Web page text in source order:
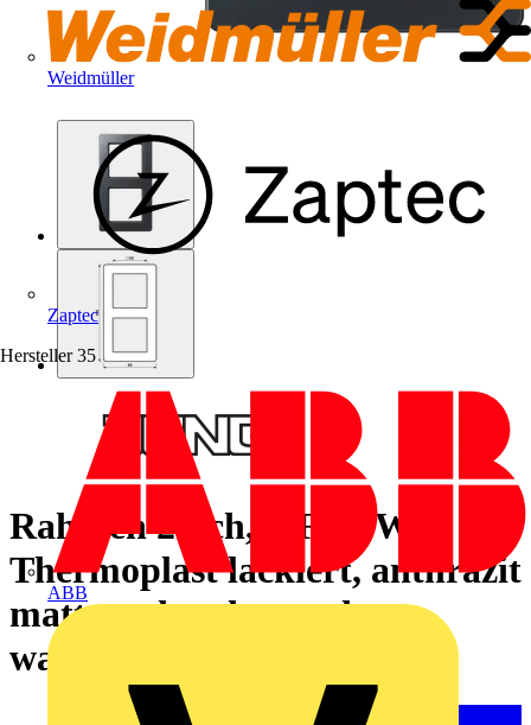
Weidmüller
Zaptec
Hersteller 35
ABB
Rahmen 2fach, A FLOW,
Thermoplast lackiert, anthrazit
matt, senkrechte und
waagerechte Montage